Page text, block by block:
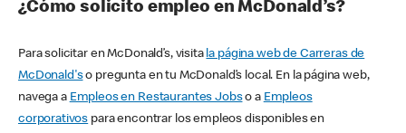
¿Cómo solicito empleo en McDonald’s?
Para solicitar en McDonald’s, visita la página web de Carreras de
McDonald'so pregunta en tu McDonald’s local. En la página web,
navega a Empleos en Restaurantes Jobso a Empleos
corporativos para encontrar los empleos disponibles en